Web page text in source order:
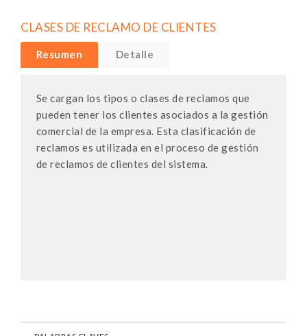
CLASES DE RECLAMO DE CLIENTES
Resumen Detalle
Se cargan los tipos o clases de reclamos que
pueden tener los clientes asociados a la gestión
comercial de la empresa. Esta clasificación de
reclamos es utilizada en el proceso de gestión
de reclamos de clientes del sistema.